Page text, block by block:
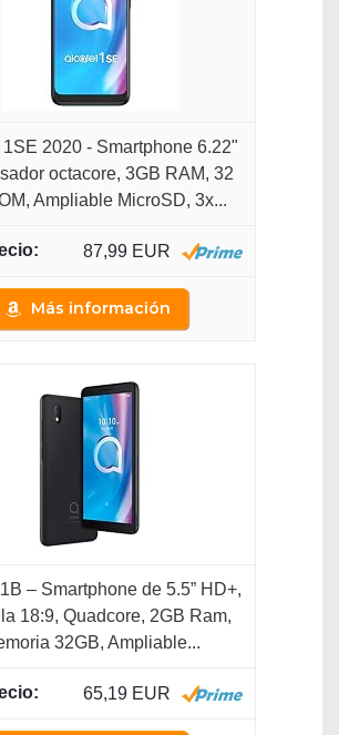
2020 - Smartphone 6.22"
octacore, 3GB RAM, 32
Ampliable MicroSD, 3x...
87,99 EUR
Más información
– Smartphone de 5.5” HD+,
18:9, Quadcore, 2GB Ram,
32GB, Ampliable...
65,19 EUR